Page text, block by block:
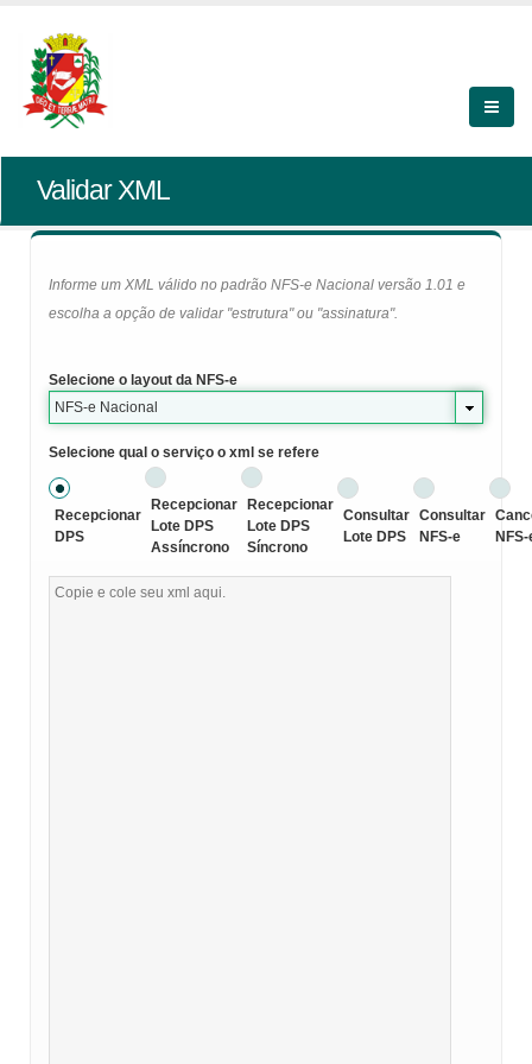
Validar XML
Informe um XML válido no padrão NFS-e Nacional versão 1.01 e
escolha a opção de validar "estrutura" ou "assinatura".
Selecione o layout da NFS-e
NFS-e Nacional
Selecione qual o serviço o xml se refere
Recepcionar
DPS
Recepcionar
Lote DPS
Assíncrono
Recepcionar
Lote DPS
Síncrono
Consultar
Lote DPS
Consultar
NFS-e
NFS-